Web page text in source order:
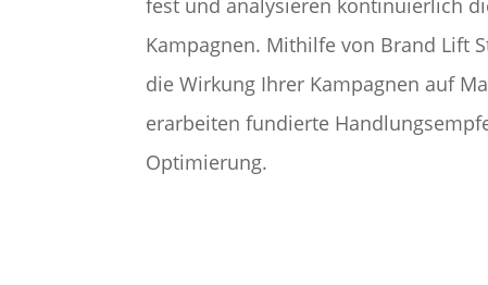
fest und analysieren kontinuierlich
Kampagnen. Mithilfe von Brand Lift
die Wirkung Ihrer Kampagnen auf
erarbeiten fundierte
Optimierung.